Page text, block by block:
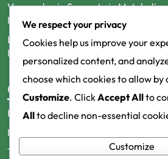
Verensokerin Seuranta ja
Menetelmät, Hyödyt, Käytännöt
Liikunta Ja Metabolinen Terveys:
Käytännöt
Categories
Elämäntapamuutokset
Metaboliset häiriöt
Terveysmittarit
We respect your privacy
Cookies help us improve your
personalized content, and
choose which cookies to allow by
Customize. ClickAccept Allto
Allto decline non-essential
Customize